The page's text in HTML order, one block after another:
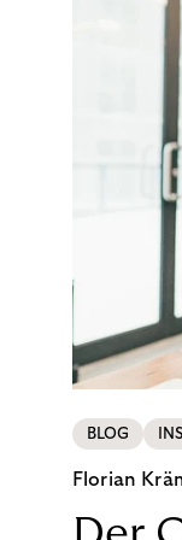
BLOG
Florian